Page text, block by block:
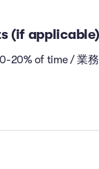
(if
20% of time / 業